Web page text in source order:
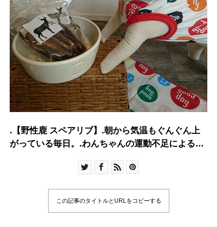
.【野性鹿 スペアリブ】.朝から気温もぐんぐん上
がっている毎日。.わんちゃんの運動不足によるス
オススメの野性鹿シリーズ。.わんちゃんの本能の
この記事のタイトルとURLをコピーする